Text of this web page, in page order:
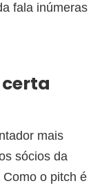
fala inúmeras
certa
mais
sócios da
o pitch é